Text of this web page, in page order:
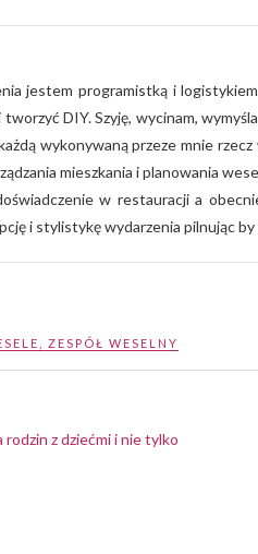
jestem programistką i
tworzyć DIY. Szyję, wycinam,
wykonywaną przeze mnie
mieszkania i planowania
w restauracji a
i stylistykę wydarzenia pilnując
ZESPÓŁ WESELNY
z dziećmi i nie tylko